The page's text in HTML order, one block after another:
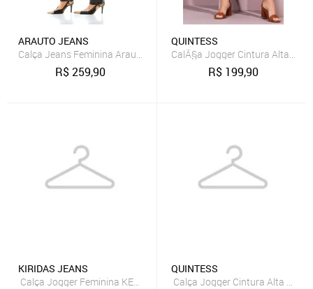
ARAUTO JEANS
Calça Jeans Feminina Arauto Balloon Black
R$259,90
QUINTESS
CalÃ§a Jogger Cintura Alta
R$ 199,90
KIRIDAS JEANS
Calça Jogger Feminina KERIDAS JEANS com Cós Ajustável e
QUINTESS
Calça Jogger Cintura Alta Com